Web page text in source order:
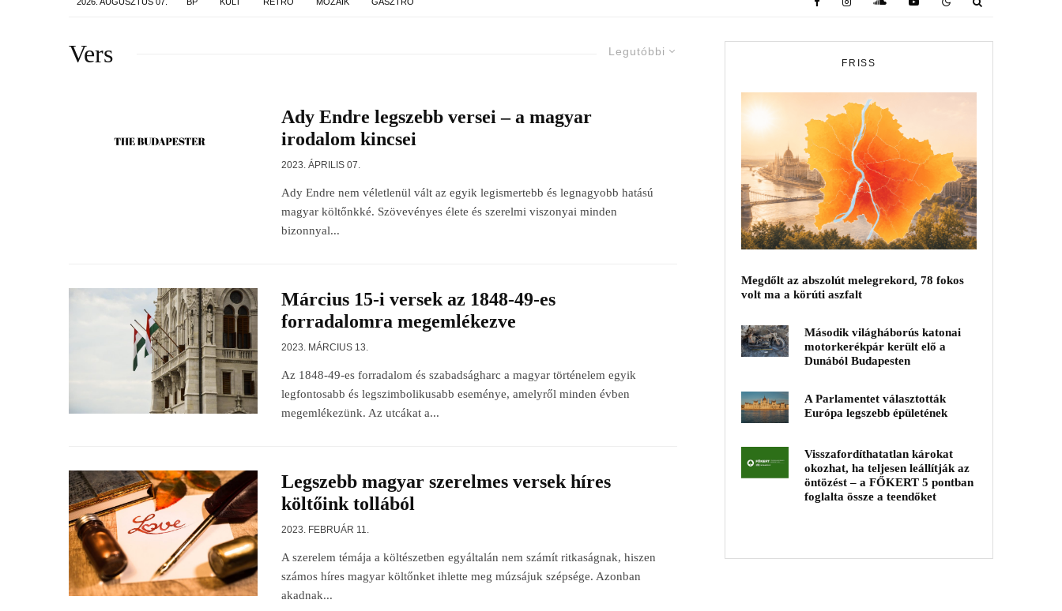
Legutóbbi
Vers
Ady Endre legszebb versei – a magyar
irodalom kincsei
2023. ÁPRILIS 07.
Ady Endre nem véletlenül vált az egyik legismertebb és legnagyobb hatású
magyar költőnkké. Szövevényes élete és szerelmi viszonyai minden
bizonnyal...
Március 15-i versek az 1848-49-es
forradalomra megemlékezve
2023. MÁRCIUS 13.
Az 1848-49-es forradalom és szabadságharc a magyar történelem egyik
legfontosabb és legszimbolikusabb eseménye, amelyről minden évben
megemlékezünk. Az utcákat a...
Legszebb magyar szerelmes versek híres
költőink tollából
2023. FEBRUÁR 11.
A szerelem témája a költészetben egyáltalán nem számít ritkaságnak, hiszen
számos híres magyar költőnket ihlette meg múzsájuk szépsége. Azonban
akadnak...
FRISS
Megdőlt az abszolút melegrekord, 78 fokos
volt ma a körúti aszfalt
Második világháborús katonai
motorkerékpár került elő a
Dunából Budapesten
A Parlamentet választották
Európa legszebb épületének
Visszafordíthatatlan károkat
okozhat, ha teljesen leállítják az
öntözést – a FŐKERT 5 pontban
foglalta össze a teendőket